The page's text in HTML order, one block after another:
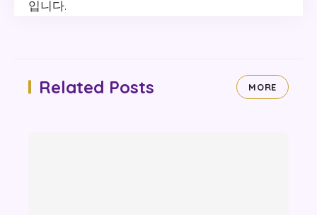
입니다.
Related Posts MORE